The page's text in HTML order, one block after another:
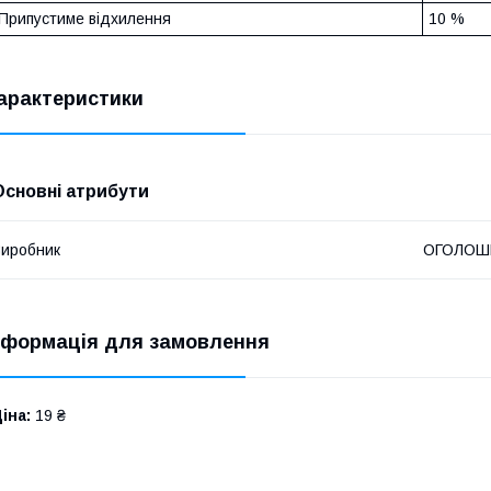
відхилення 10 %
атрибути
для замовлення
19 ₴